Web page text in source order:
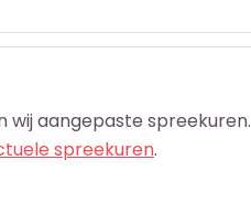
aangepaste spreekuren.
spreekuren.